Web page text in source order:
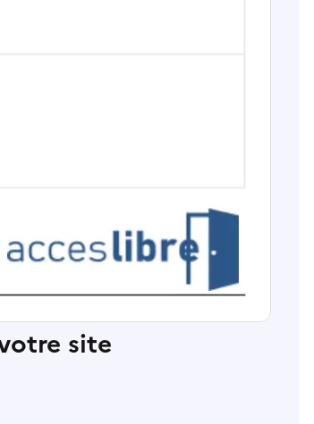
site